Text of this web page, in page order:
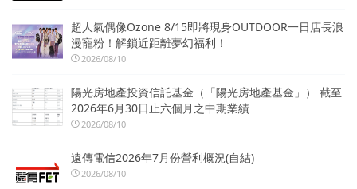
超人氣偶像Ozone 8/15即將現身OUTDOOR一日店長浪
漫寵粉！解鎖近距離夢幻福利！
2026/08/10
陽光房地產投資信託基金（「陽光房地產基金」） 截至
2026年6月30日止六個月之中期業績
2026/08/10
遠傳電信2026年7月份營利概況(自結)
2026/08/10